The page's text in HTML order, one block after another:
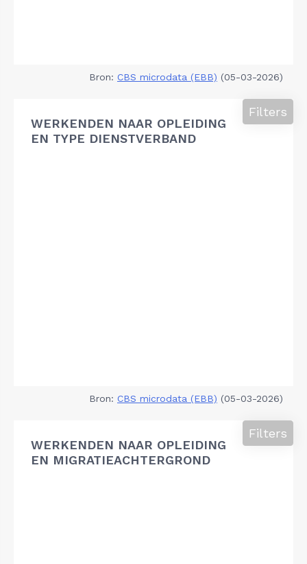
Bron: CBS microdata (EBB) (05-03-2026)
WERKENDEN NAAR OPLEIDING
EN TYPE DIENSTVERBAND
Filters
Bron: CBS microdata (EBB) (05-03-2026)
WERKENDEN NAAR OPLEIDING
EN MIGRATIEACHTERGROND
Filters